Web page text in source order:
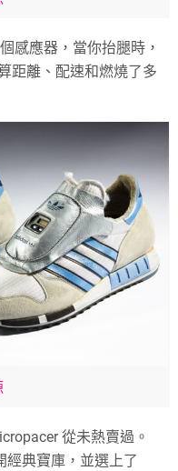
感應器，當你抬腿時，
距離、配速和燃燒了多
從未熱賣過。
經典寶庫，並選上了